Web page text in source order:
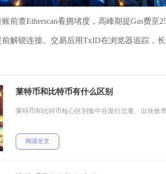
前查Etherscan看拥堵度，高峰期提Gas费至
解锁连接。交易后用TxID在浏览器追踪，长
莱特币和比特币有什么区别
莱特币和比特币核心区别集中在发行总量、出块效
阅读全文